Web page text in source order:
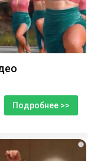
Подробнее >>
i